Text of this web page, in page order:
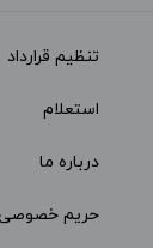
تنظیم قرارداد
استعلام
درباره ما
حریم